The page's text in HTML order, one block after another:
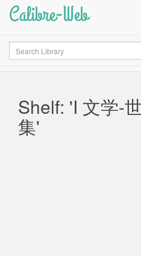
Calibre-Web
Search
Shelf: 'I 文学-
集'